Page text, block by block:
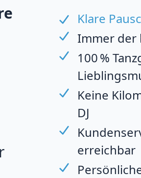
Klare
Immer der
100 %
Keine
DJ
erreichbar